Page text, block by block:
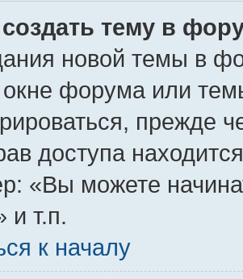
тему в
новой темы в
окне форума или
прежде
доступа
«Вы можете
и т.п.
к началу